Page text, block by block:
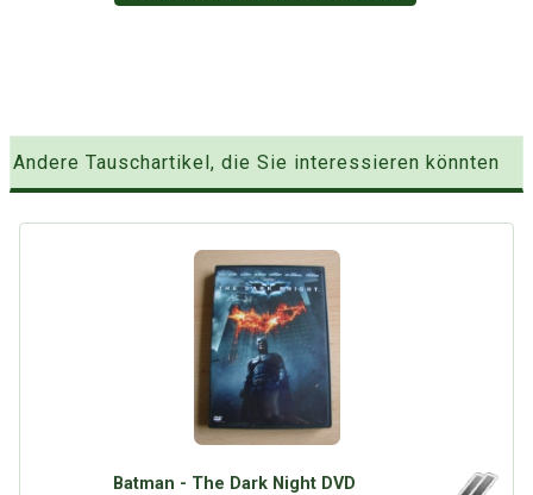
Andere Tauschartikel, die Sie interessieren könnten
Batman - The Dark Night DVD